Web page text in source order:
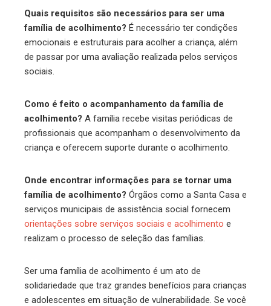
Quais requisitos são necessários para ser uma
família de acolhimento? É necessário ter condições
emocionais e estruturais para acolher a criança, além
de passar por uma avaliação realizada pelos serviços
sociais.
Como é feito o acompanhamento da família de
acolhimento? A família recebe visitas periódicas de
profissionais que acompanham o desenvolvimento da
criança e oferecem suporte durante o acolhimento.
Onde encontrar informações para se tornar uma
família de acolhimento? Órgãos como a Santa Casa e
serviços municipais de assistência social fornecem
orientações sobre serviços sociais e acolhimento e
realizam o processo de seleção das famílias.
Ser uma família de acolhimento é um ato de
solidariedade que traz grandes benefícios para crianças
e adolescentes em situação de vulnerabilidade. Se você